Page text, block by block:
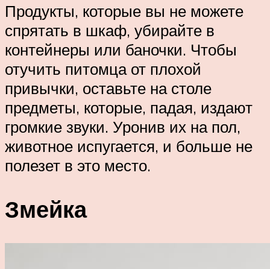
Продукты, которые вы не можете
спрятать в шкаф, убирайте в
контейнеры или баночки. Чтобы
отучить питомца от плохой
привычки, оставьте на столе
предметы, которые, падая, издают
громкие звуки. Уронив их на пол,
животное испугается, и больше не
полезет в это место.
Змейка